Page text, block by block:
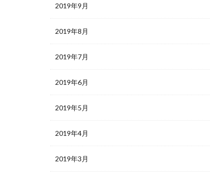
2019年9月
2019年8月
2019年7月
2019年6月
2019年5月
2019年4月
2019年3月